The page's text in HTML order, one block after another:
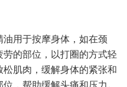
用于按摩身体，如在颈
的部位，以打圈的方式轻
肌肉，缓解身体的紧张和
，帮助缓解头痛和压力。